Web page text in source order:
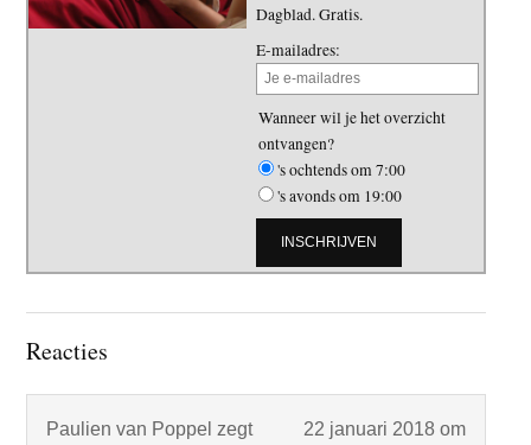
Dagblad. Gratis.
E-mailadres:
Wanneer wil je het overzicht
ontvangen?
's ochtends om 7:00
's avonds om 19:00
Lees
Reacties
Paulien van Poppel zegt
22 januari 2018 om